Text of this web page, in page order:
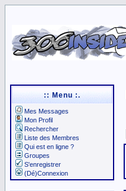
:: Menu :.
Mes Messages
Mon Profil
Rechercher
Liste des Membres
Qui est en ligne ?
Groupes
S'enregistrer
(Dé)Connexion